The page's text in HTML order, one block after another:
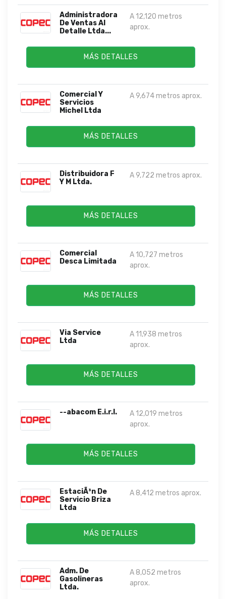
Administradora
De Ventas Al
Detalle Ltda...
A 12,120 metros
aprox.
MÁS DETALLES
Comercial Y
Servicios
Michel Ltda
A 9,674 metros aprox.
MÁS DETALLES
Distribuidora F
Y M Ltda.
A 9,722 metros aprox.
MÁS DETALLES
Comercial
Desca Limitada
A 10,727 metros
aprox.
MÁS DETALLES
Via Service
Ltda
A 11,938 metros
aprox.
MÁS DETALLES
--abacom E.i.r.l.
A 12,019 metros
aprox.
MÁS DETALLES
EstaciÃ³n De
Servicio Briza
Ltda
A 8,412 metros aprox.
MÁS DETALLES
Adm. De
Gasolineras
Ltda.
A 8,052 metros
aprox.